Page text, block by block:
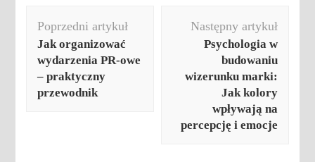
wpisu
Poprzedni artykuł
Jak organizować
wydarzenia PR-owe
– praktyczny
przewodnik
Następny artykuł
Psychologia w
budowaniu
wizerunku marki:
Jak kolory
wpływają na
percepcję i emocje